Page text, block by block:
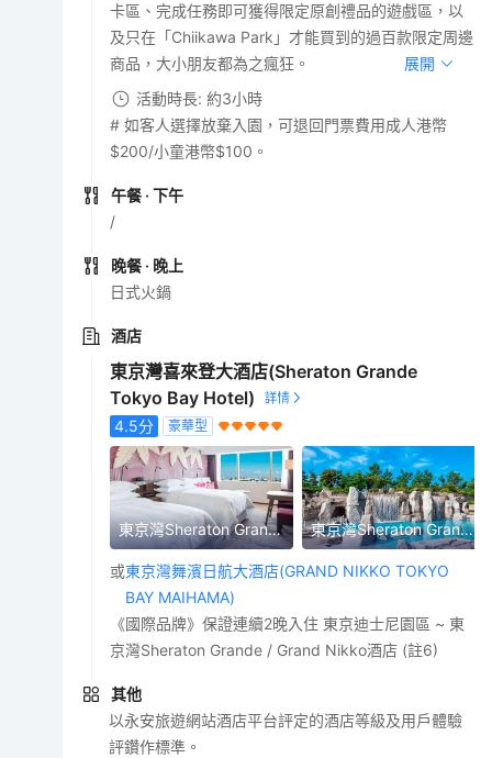
卡區、完成任務即可獲得限定原創禮品的遊戲區，以
及只在「Chiikawa Park」才能買到的過百款限定周邊
商品，大小朋友都為之瘋狂。
展開
活動時長: 約3小時
# 如客人選擇放棄入園，可退回門票費用成人港幣
$200/小童港幣$100。
午餐 · 下午
/
晚餐 · 晚上
日式火鍋
酒店
東京灣喜來登大酒店(Sheraton Grande
Tokyo Bay Hotel)
4.5分 豪華型
東京灣Sheraton Grande 東京灣Sheraton Grande
或東京灣舞濱日航大酒店(GRAND NIKKO TOKYO
BAY MAIHAMA)
《國際品牌》保證連續2晚入住 東京迪士尼園區 ~ 東
京灣Sheraton Grande / Grand Nikko酒店 (註6)
其他
以永安旅遊網站酒店平台評定的酒店等級及用戶體驗
評鑽作標準。